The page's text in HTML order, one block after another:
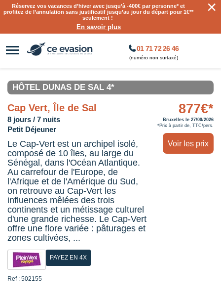
Réservez vos vacances d’hiver avec jusqu’à-400€ par personne* et
profitez de l’annulation sans justificatif jusqu’au jour du départ pour 1€**
seulement !
En savoir plus
×
01 71 72 26 46
(numéro non surtaxé)
HÔTEL DUNAS DE SAL 4*
Cap Vert, Île de Sal
8 jours / 7 nuits
Petit Déjeuner
Le Cap-Vert est un archipel isolé,
composé de 10 îles, au large du
Sénégal, dans l'Océan Atlantique.
Au carrefour de l'Europe, de
l'Afrique et de l'Amérique du Sud,
on retrouve au Cap-Vert les
influences mêlées des trois
continents et un métissage culturel
d'une grande richesse. Le Cap-Vert
offre une flore variée : pâturages et
zones cultivées, ...
PAYEZ EN 4X
Ref : 502155
877€*
Bruxelles le 27/09/2026
*Prix à partir de, TTC/pers.
Voir les prix